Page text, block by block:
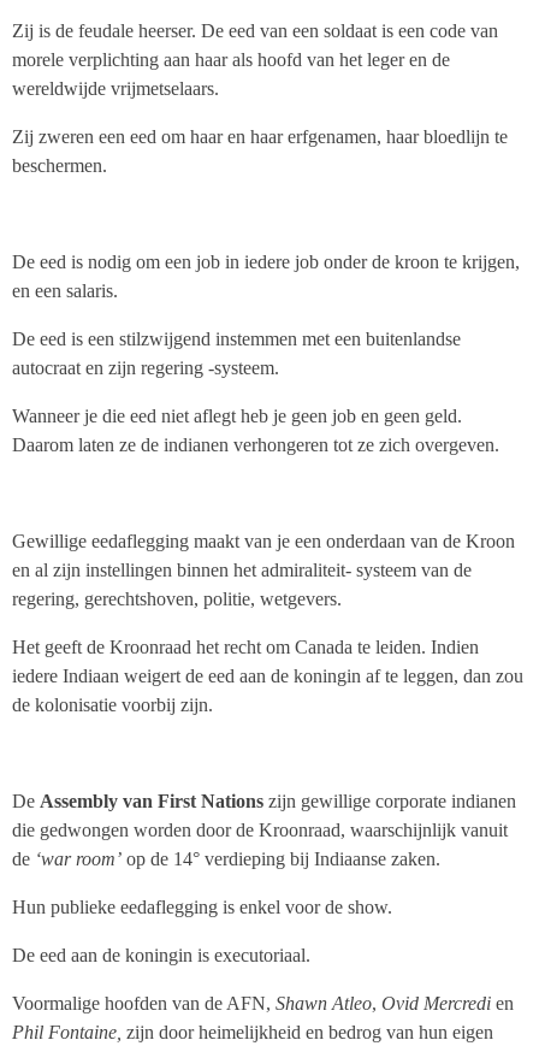
Zij is de feudale heerser. De eed van een soldaat is een code van
morele verplichting aan haar als hoofd van het leger en de
wereldwijde vrijmetselaars.
Zij zweren een eed om haar en haar erfgenamen, haar bloedlijn te
beschermen.
De eed is nodig om een job in iedere job onder de kroon te krijgen,
en een salaris.
De eed is een stilzwijgend instemmen met een buitenlandse
autocraat en zijn regering -systeem.
Wanneer je die eed niet aflegt heb je geen job en geen geld.
Daarom laten ze de indianen verhongeren tot ze zich overgeven.
Gewillige eedaflegging maakt van je een onderdaan van de Kroon
en al zijn instellingen binnen het admiraliteit- systeem van de
regering, gerechtshoven, politie, wetgevers.
Het geeft de Kroonraad het recht om Canada te leiden. Indien
iedere Indiaan weigert de eed aan de koningin af te leggen, dan zou
de kolonisatie voorbij zijn.
De Assembly van First Nations zijn gewillige corporate indianen
die gedwongen worden door de Kroonraad, waarschijnlijk vanuit
de ‘war room’ op de 14° verdieping bij Indiaanse zaken.
Hun publieke eedaflegging is enkel voor de show.
De eed aan de koningin is executoriaal.
Voormalige hoofden van de AFN, Shawn Atleo, Ovid Mercredi en
Phil Fontaine, zijn door heimelijkheid en bedrog van hun eigen